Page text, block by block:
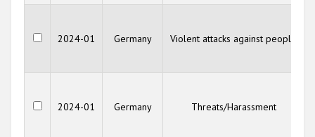
2024-01 Germany Violent attacks against people
2024-01 Germany Threats/Harassment